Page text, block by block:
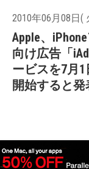
2010年06月08日(
Apple、
向け広告「
ービスを7月1
開始すると発